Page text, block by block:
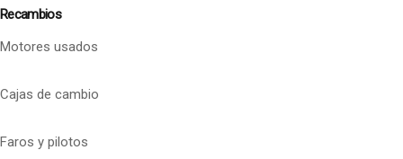
Recambios
Motores usados
Cajas de cambio
Faros y pilotos